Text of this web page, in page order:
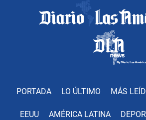
PORTADA LO ÚLTIMO MÁS
EEUU AMÉRICA LATINA